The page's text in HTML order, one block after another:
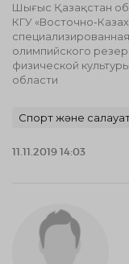
Шығыс Қазақстан
КГУ «Восточно-
олимпийского
физической
области
Спорт және
11.11.2019 14:03